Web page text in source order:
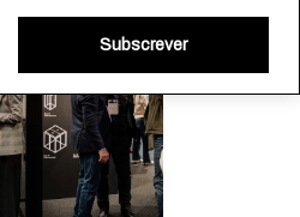
Subscrever